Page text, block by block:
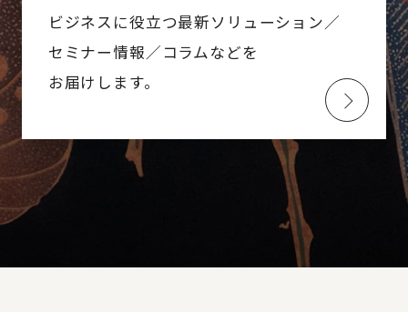
ビジネスに役立つ最新ソリューション／
セミナー情報／コラムなどを
お届けします。